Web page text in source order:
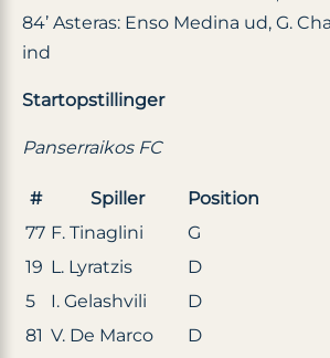
84’ Asteras: Enso Medina ud, G.
ind
Startopstillinger
Panserraikos FC
# Spiller
Position
77 F. Tinaglini
G
19 L. Lyratzis
D
5
I. Gelashvili
D
81 V. De Marco
D